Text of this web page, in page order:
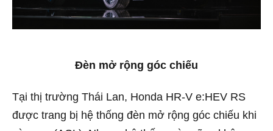
Đèn mở rộng góc chiếu
Tại thị trường Thái Lan, Honda HR-V e:HEV RS
được trang bị hệ thống đèn mở rộng góc chiếu khi